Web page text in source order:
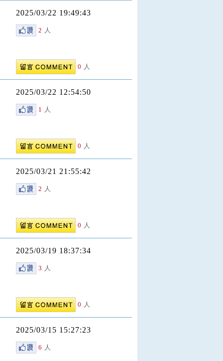
2025/03/22 19:49:43
2 人
0 人
2025/03/22 12:54:50
1 人
0 人
2025/03/21 21:55:42
2 人
0 人
2025/03/19 18:37:34
3 人
0 人
2025/03/15 15:27:23
6 人